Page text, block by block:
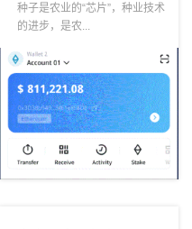
包育种财富化应用
种子是农业的“芯片”，种业技术
的进步，是农...